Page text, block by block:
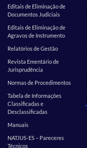
Editais de Eliminação de
Documentos Judiciais
Editais de Eliminação de
Agravos de Instrumento
Relatórios de Gestão
Revista Ementário de
Jurisprudência
Normas de Procedimentos
Tabela de Informações
Classificadas e
Desclassificadas
Manuais
NATJUS-ES – Pareceres
Técnicos